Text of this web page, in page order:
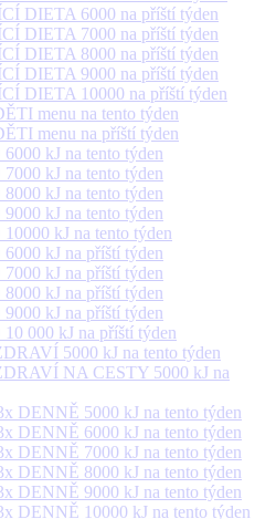
DIETA 6000 na příští týden
DIETA 7000 na příští týden
DIETA 8000 na příští týden
DIETA 9000 na příští týden
DIETA 10000 na příští týden
menu na tento týden
menu na příští týden
kJ na tento týden
kJ na tento týden
kJ na tento týden
kJ na tento týden
kJ na tento týden
kJ na příští týden
kJ na příští týden
kJ na příští týden
kJ na příští týden
000 kJ na příští týden
5000 kJ na tento týden
NA CESTY 5000 kJ na
DENNĚ 5000 kJ na tento týden
DENNĚ 6000 kJ na tento týden
DENNĚ 7000 kJ na tento týden
DENNĚ 8000 kJ na tento týden
DENNĚ 9000 kJ na tento týden
DENNĚ 10000 kJ na tento týden